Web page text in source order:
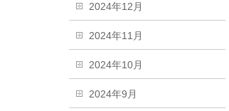
2024年12月
2024年11月
2024年10月
2024年9月